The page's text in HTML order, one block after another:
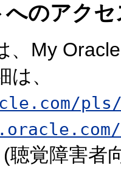
のアクセ
、My
、
(聴覚障害者